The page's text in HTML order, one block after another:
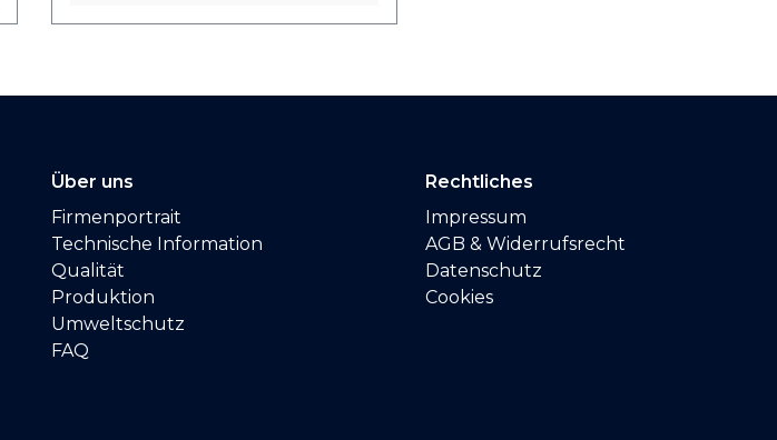
Über uns
Firmenportrait
Technische Information
Qualität
Produktion
Umweltschutz
FAQ
Rechtliches
Impressum
AGB & Widerrufsrecht
Datenschutz
Cookies